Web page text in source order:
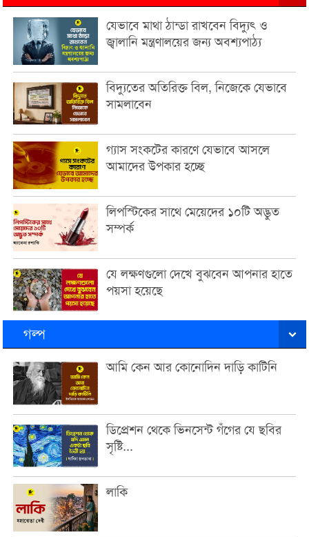
যেভাবে মাথা ঠান্ডা রাখবেন বিদ্যুৎ ও
জ্বালানি মন্ত্রণালয়ের জন্য অবশ্যপাঠ্য
বিদ্যুতের অতিরিক্ত বিল, নিজেকে যেভাবে
সামলাবেন
গ্যাস সংকটের কারণে যেভাবে আসলে
আমাদের উপকার হচ্ছে
লিপস্টিকের সাথে মেয়েদের ১০টি অদ্ভুত
সম্পর্ক
যে লক্ষণগুলো দেখে বুঝবেন আপনার হাতে
পয়সা হয়েছে
গল্প
আমি কেন আর কোনোদিন দাড়ি কাটিনি
ডিপ্রেশন থেকে ভিনসেন্ট গঁগের যে ছবির
সৃষ্টি...
লাকি